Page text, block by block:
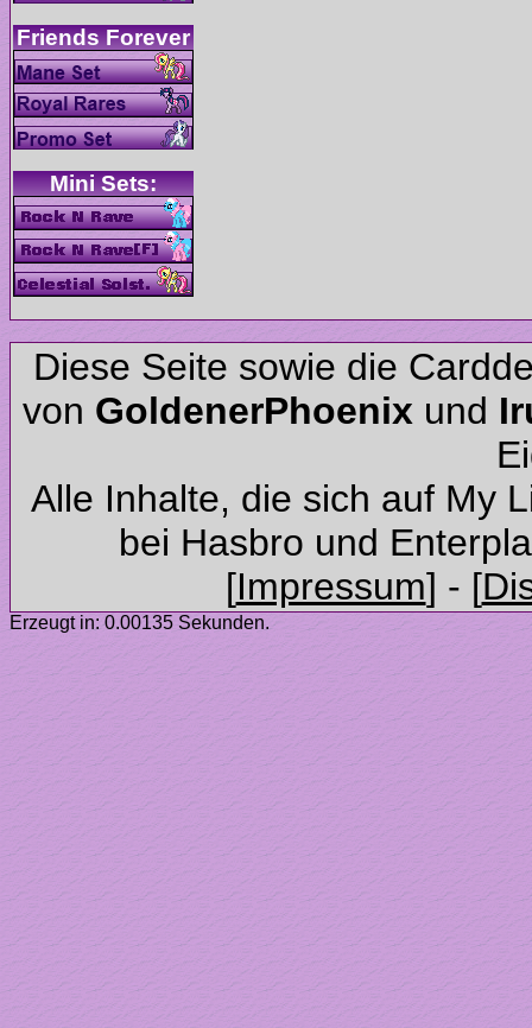
Diese Seite sowie die
von
und
Alle Inhalte, die sich auf My
Erzeugt in: 0.00135 Sekunden.